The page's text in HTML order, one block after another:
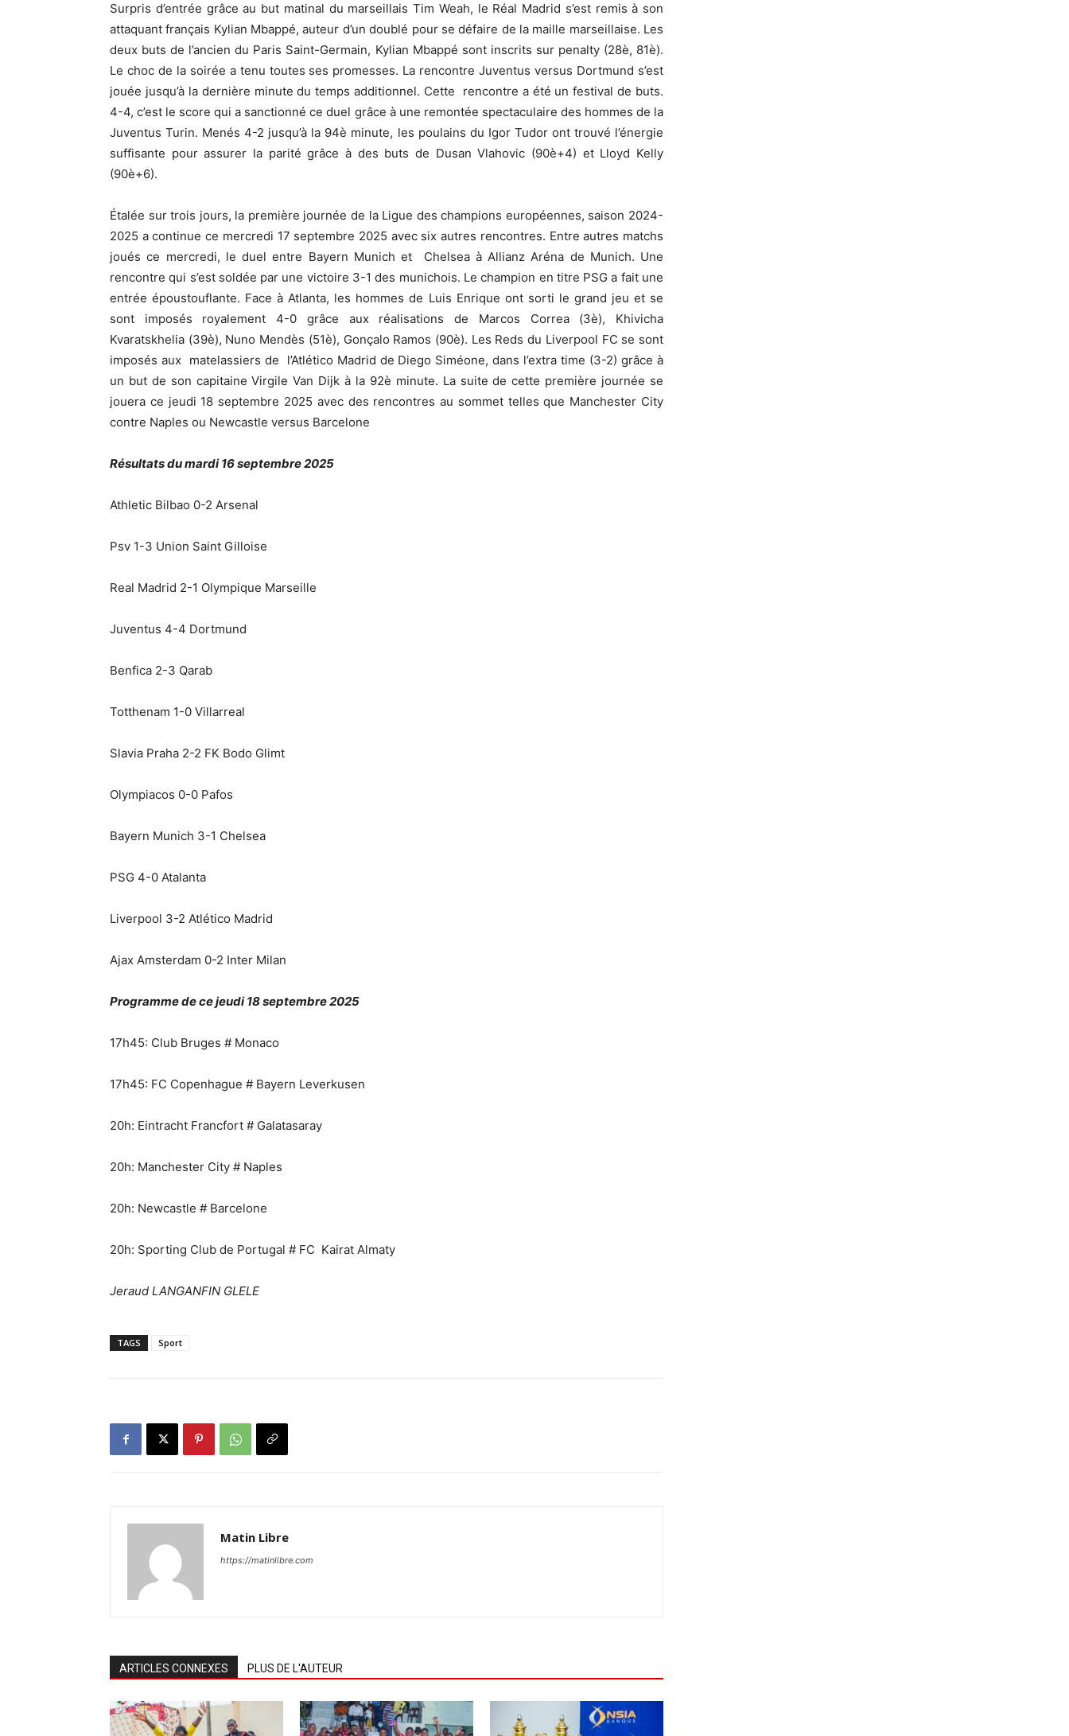
Surpris d’entrée grâce au but matinal du marseillais Tim Weah, le Réal Madrid s’est remis à son
attaquant français Kylian Mbappé, auteur d’un doublé pour se défaire de la maille marseillaise. Les
deux buts de l’ancien du Paris Saint-Germain, Kylian Mbappé sont inscrits sur penalty (28è, 81è).
Le choc de la soirée a tenu toutes ses promesses. La rencontre Juventus versus Dortmund s’est
jouée jusqu’à la dernière minute du temps additionnel. Cette rencontre a été un festival de buts.
4-4, c’est le score qui a sanctionné ce duel grâce à une remontée spectaculaire des hommes de la
Juventus Turin. Menés 4-2 jusqu’à la 94è minute, les poulains du Igor Tudor ont trouvé l’énergie
suffisante pour assurer la parité grâce à des buts de Dusan Vlahovic (90è+4) et Lloyd Kelly
(90è+6).
Étalée sur trois jours, la première journée de la Ligue des champions européennes, saison 2024-
2025 a continue ce mercredi 17 septembre 2025 avec six autres rencontres. Entre autres matchs
joués ce mercredi, le duel entre Bayern Munich et Chelsea à Allianz Aréna de Munich. Une
rencontre qui s’est soldée par une victoire 3-1 des munichois. Le champion en titre PSG a fait une
entrée époustouflante. Face à Atlanta, les hommes de Luis Enrique ont sorti le grand jeu et se
sont imposés royalement 4-0 grâce aux réalisations de Marcos Correa (3è), Khivicha
Kvaratskhelia (39è), Nuno Mendès (51è), Gonçalo Ramos (90è). Les Reds du Liverpool FC se sont
imposés aux matelassiers de l’Atlético Madrid de Diego Siméone, dans l’extra time (3-2) grâce à
un but de son capitaine Virgile Van Dijk à la 92è minute. La suite de cette première journée se
jouera ce jeudi 18 septembre 2025 avec des rencontres au sommet telles que Manchester City
contre Naples ou Newcastle versus Barcelone
Résultats du mardi 16 septembre 2025
Athletic Bilbao 0-2 Arsenal
Psv 1-3 Union Saint Gilloise
Real Madrid 2-1 Olympique Marseille
Juventus 4-4 Dortmund
Benfica 2-3 Qarab
Totthenam 1-0 Villarreal
Slavia Praha 2-2 FK Bodo Glimt
Olympiacos 0-0 Pafos
Bayern Munich 3-1 Chelsea
PSG 4-0 Atalanta
Liverpool 3-2 Atlético Madrid
Ajax Amsterdam 0-2 Inter Milan
Programme de ce jeudi 18 septembre 2025
17h45: Club Bruges # Monaco
17h45: FC Copenhague # Bayern Leverkusen
20h: Eintracht Francfort # Galatasaray
20h: Manchester City # Naples
20h: Newcastle # Barcelone
20h: Sporting Club de Portugal # FC Kairat Almaty
Jeraud LANGANFIN GLELE
TAGS Sport
Matin Libre
https://matinlibre.com
ARTICLES CONNEXES PLUS DE L'AUTEUR